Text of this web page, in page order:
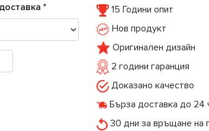
*
15 Години опит
Нов продукт
Оригинален дизайн
2 години гаранция
Доказано качество
Бърза доставка до 24
30 дни за връщане на